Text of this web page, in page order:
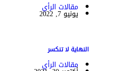
مقالات الرأي
يونيو 7, 2022
النهاية لا تنكسر
مقالات الرأي